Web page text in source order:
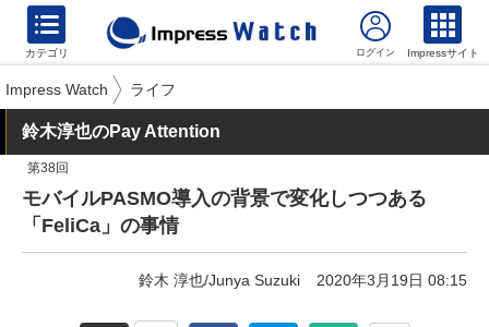
カテゴリ Impressサイト
Impress Watch ライフ
鈴木淳也のPay Attention
第38回
モバイルPASMO導入の背景で変化しつつある
「FeliCa」の事情
鈴木 淳也/Junya Suzuki 2020年3月19日 08:15